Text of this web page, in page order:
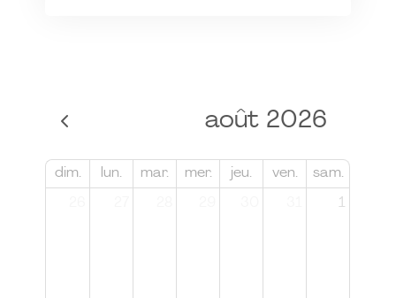
août 2026
dim. lun. mar. mer. jeu. ven. sam.
1